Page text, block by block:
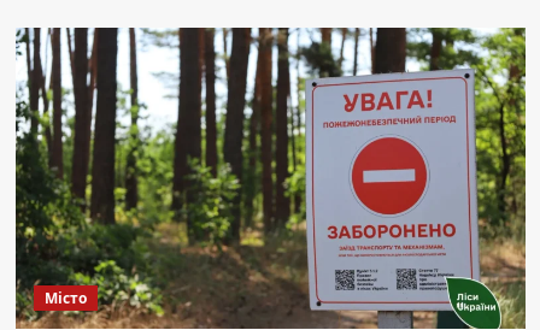
поліцейський
під
вартою:
Апеляційний
суд
залишив
без
змін.
Місто